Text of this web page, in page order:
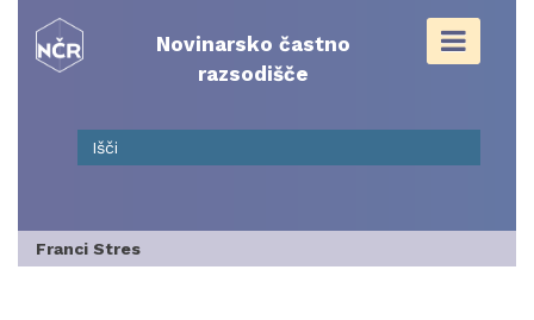
content
Novinarsko častno
razsodišče
Franci Stres